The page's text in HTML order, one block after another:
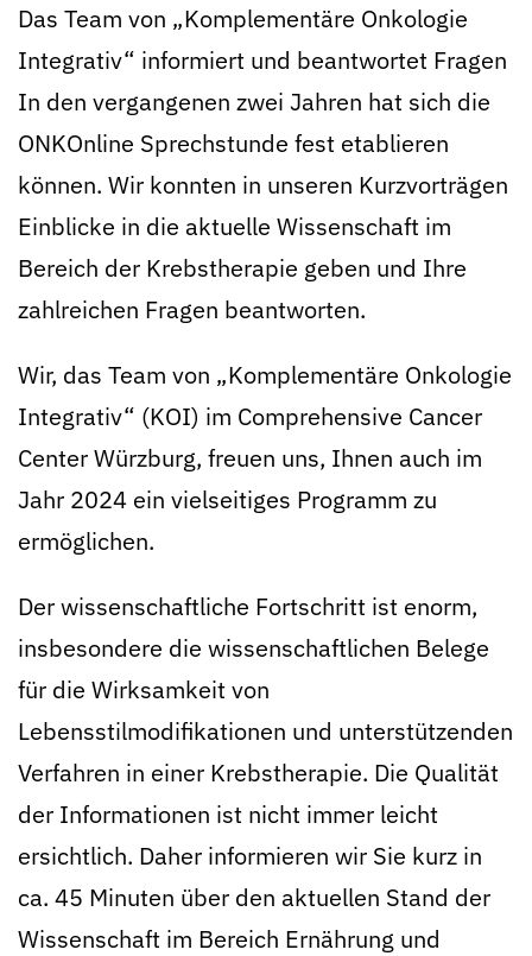
Das Team von „Komplementäre Onkologie
Integrativ“ informiert und beantwortet Fragen
In den vergangenen zwei Jahren hat sich die
ONKOnline Sprechstunde fest etablieren
können. Wir konnten in unseren Kurzvorträgen
Einblicke in die aktuelle Wissenschaft im
Bereich der Krebstherapie geben und Ihre
zahlreichen Fragen beantworten.
Wir, das Team von „Komplementäre Onkologie
Integrativ“ (KOI) im Comprehensive Cancer
Center Würzburg, freuen uns, Ihnen auch im
Jahr 2024 ein vielseitiges Programm zu
ermöglichen.
Der wissenschaftliche Fortschritt ist enorm,
insbesondere die wissenschaftlichen Belege
für die Wirksamkeit von
Lebensstilmodifikationen und unterstützenden
Verfahren in einer Krebstherapie. Die Qualität
der Informationen ist nicht immer leicht
ersichtlich. Daher informieren wir Sie kurz in
ca. 45 Minuten über den aktuellen Stand der
Wissenschaft im Bereich Ernährung und